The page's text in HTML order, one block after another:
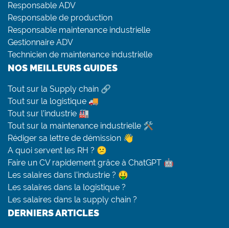
Responsable ADV
Responsable de production
Responsable maintenance industrielle
Gestionnaire ADV
Technicien de maintenance industrielle
NOS MEILLEURS GUIDES
Tout sur la Supply chain 🔗
Tout sur la logistique 🚚
Tout sur l’industrie 🏭
Tout sur la maintenance industrielle 🛠
Rédiger sa lettre de démission 👋
A quoi servent les RH ? 😕
Faire un CV rapidement grâce à ChatGPT 🤖
Les salaires dans l’industrie ? 🤑
Les salaires dans la logistique ?
Les salaires dans la supply chain ?
DERNIERS ARTICLES